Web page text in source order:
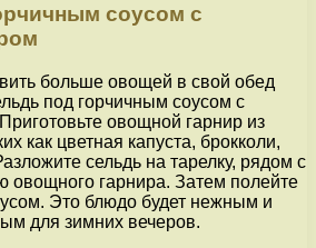
соусом с
больше овощей в свой обед
под горчичным соусом с
овощной гарнир из
как цветная капуста, брокколи,
сельдь на тарелку, рядом с
овощного гарнира. Затем полейте
Это блюдо будет нежным и
для зимних вечеров.